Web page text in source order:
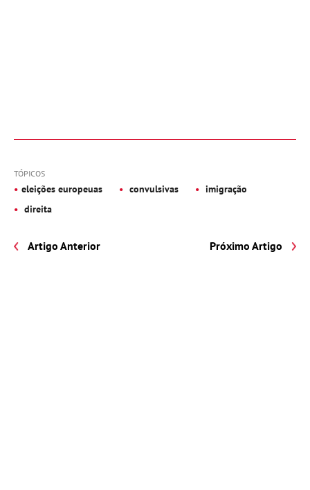
TÓPICOS
eleições europeuas convulsivas
imigração
direita
Artigo Anterior Próximo Artigo